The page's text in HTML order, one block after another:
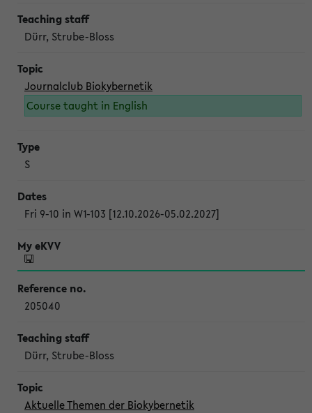
Dürr, Strube-Bloss
Journalclub Biokybernetik
Course taught in English
S
Fri 9-10 in W1-103 [12.10.2026-05.02.2027]
205040
Dürr, Strube-Bloss
Aktuelle Themen der Biokybernetik